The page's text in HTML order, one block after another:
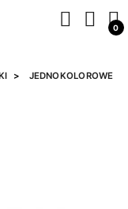
0
JEDNOKOLOROWE